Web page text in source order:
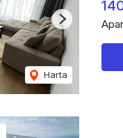
Harta
Next